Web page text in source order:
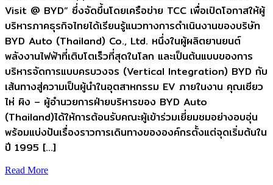
Visit @ BYD” ซึ่งจัดขึ้นโดยเครือข่าย TCC เพื่อเปิดโอกาสให้ผู้
บริหารภาคธุรกิจไทยได้เรียนรู้แนวทางการดำเนินงานของบริษัท
BYD Auto (Thailand) Co., Ltd. หนึ่งในผู้ผลิตยานยนต์
พลังงานไฟฟ้าที่เติบโตเร็วที่สุดในโลก และเป็นต้นแบบของการ
บริหารจัดการแบบครบวงจร (Vertical Integration) BYD กับ
เส้นทางสู่ความเป็นผู้นำในอุตสาหกรรม EV ภายในงาน คุณเซียว
ไห่ ผิง – ผู้อำนวยการฝ่ายบริหารของ BYD Auto
(Thailand)ได้ให้การต้อนรับคณะผู้เข้าร่วมเยี่ยมชมอย่างอบอุ่น
พร้อมแบ่งปันเรื่องราวการเดินทางขององค์กรตั้งแต่จุดเริ่มต้นใน
ปี 1995 […]
Read More